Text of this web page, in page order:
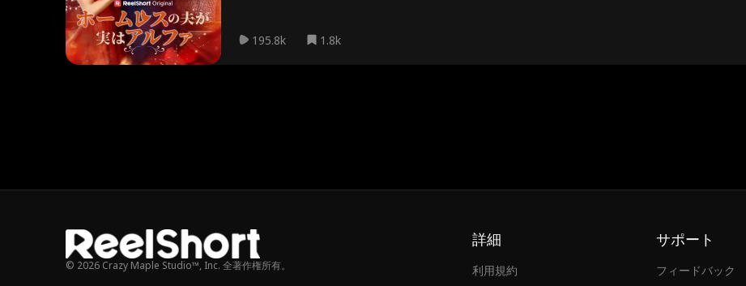
195.8k 1.8k
© 2026 Crazy Maple Studio™, Inc. 全著作権所有。
詳細
利用規約
サポート
フィードバック